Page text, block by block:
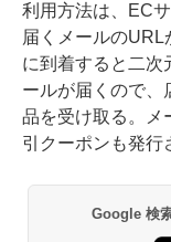
利用方法は、EC
届くメールの
に到着すると二次
ールが届くので、
品を受け取る。メ
引クーポンも発行
Google 検